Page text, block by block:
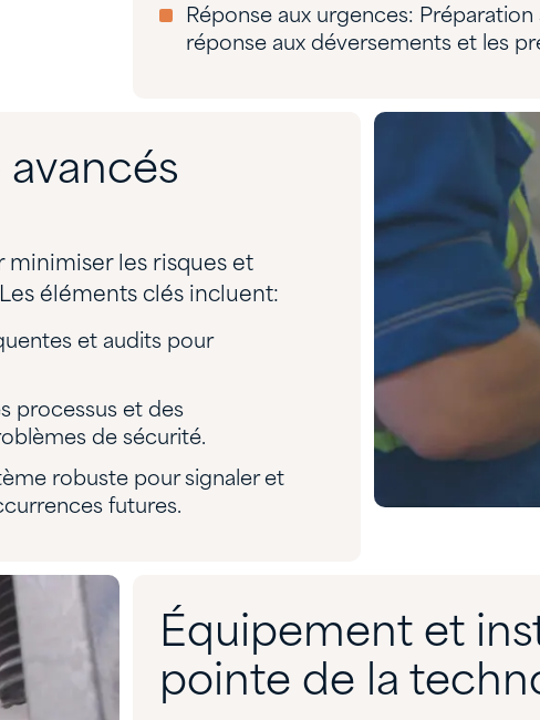
Réponse aux urgences:
réponse aux déversements et les
minimiser les risques et
éléments clés incluent:
et audits pour
processus et des
de sécurité.
robuste pour signaler et
futures.
Équipement et
pointe de la